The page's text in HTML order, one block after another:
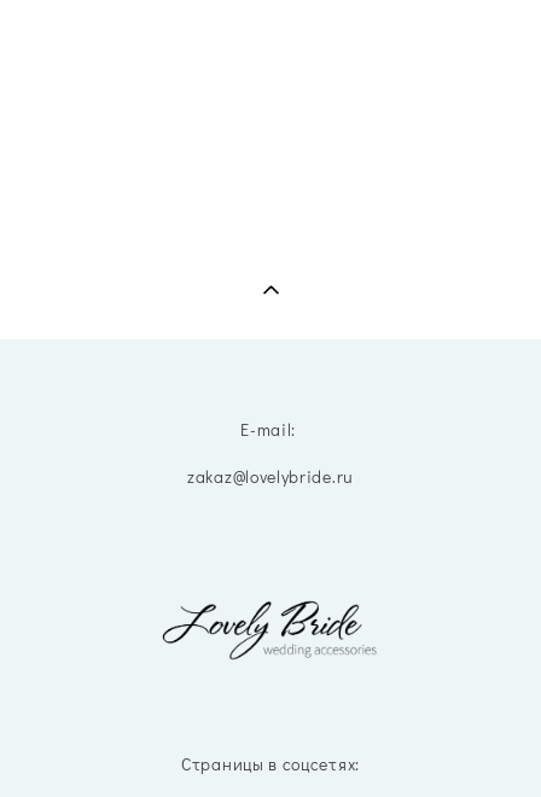
E-mail:
zakaz@lovelybride.ru
Страницы в соцсетях: